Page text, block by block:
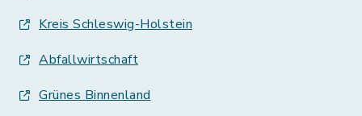
Kreis Schleswig-Holstein
Abfallwirtschaft
Grünes Binnenland